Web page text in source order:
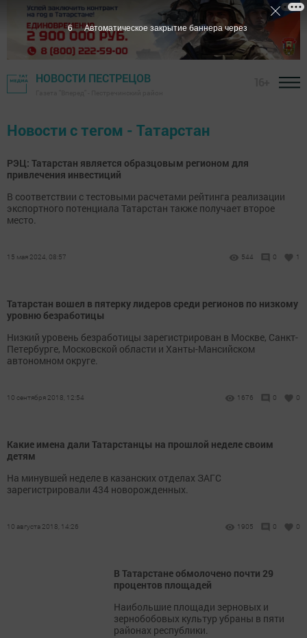
НОВОСТИ ПЕСТРЕЦОВ
Новости с тегом - Татарстан
РЭЦ: Татарстан является образцовым регионом для
привлечения инвестиций
В соответствии с тестовыми расчетами рейтинга реализации
экспортного потенциала Татарстан также получает второе
место.
15 мая 2024, 08:57 544 0 1
Татарстан вошел в пятерку лидеров среди регионов по низкому
уровню безработицы
Низкий уровень безработицы зарегистрирован в Москве, Санкт-
Петербурге, Московской области и Ханты-Мансийском
автономном округе.
10 сентября 2018, 12:54 1676 0 0
Какие имена дали Татарстанцы на прошлой неделе своим
детям
На минувшей неделе в казанских отделах ЗАГС
зарегистрировали 434 новорожденных.
10 августа 2018, 14:26 1905 0 0
В Татарстане обмолочено почти 29
процентов площадей
Наибольшие площади зерновых и
зернобобовых культур убраны в пяти
районах республики.
5 Автоматическое закрытие баннера через